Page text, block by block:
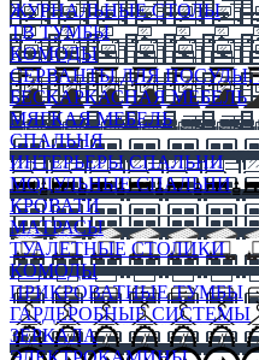
ЖУРНАЛЬНЫЕ СТОЛЫ
ТВ ТУМБЫ
КОМОДЫ
СЕРВАНТЫ ДЛЯ
БЕСКАРКАСНАЯ МЕБЕЛЬ
МЯГКАЯ МЕБЕЛЬ
СПАЛЬНЯ
ИНТЕРЬЕРЫ СПАЛЬНИ
МОДУЛЬНЫЕ СПАЛЬНИ
КРОВАТИ
МАТРАСЫ
ТУАЛЕТНЫЕ СТОЛИКИ
КОМОДЫ
ПРИКРОВАТНЫЕ ТУМБЫ
ГАРДЕРОБНЫЕ СИСТЕМЫ
ЗЕРКАЛА